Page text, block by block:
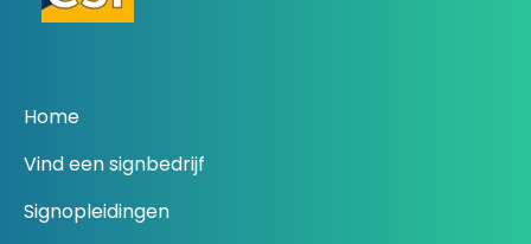
Home
Vind een signbedrijf
Signopleidingen